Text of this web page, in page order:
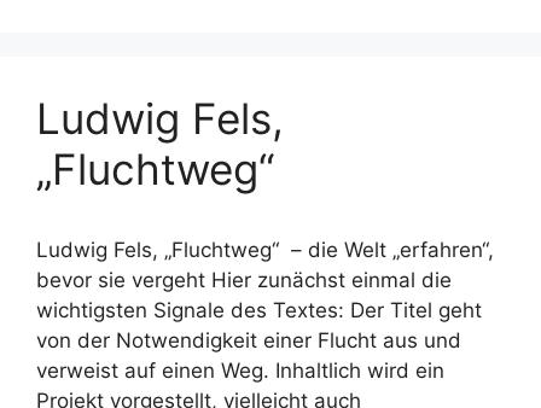
Ludwig Fels,
„Fluchtweg“
Ludwig Fels, „Fluchtweg“ – die Welt „erfahren“,
bevor sie vergeht Hier zunächst einmal die
wichtigsten Signale des Textes: Der Titel geht
von der Notwendigkeit einer Flucht aus und
verweist auf einen Weg. Inhaltlich wird ein
Projekt vorgestellt, vielleicht auch